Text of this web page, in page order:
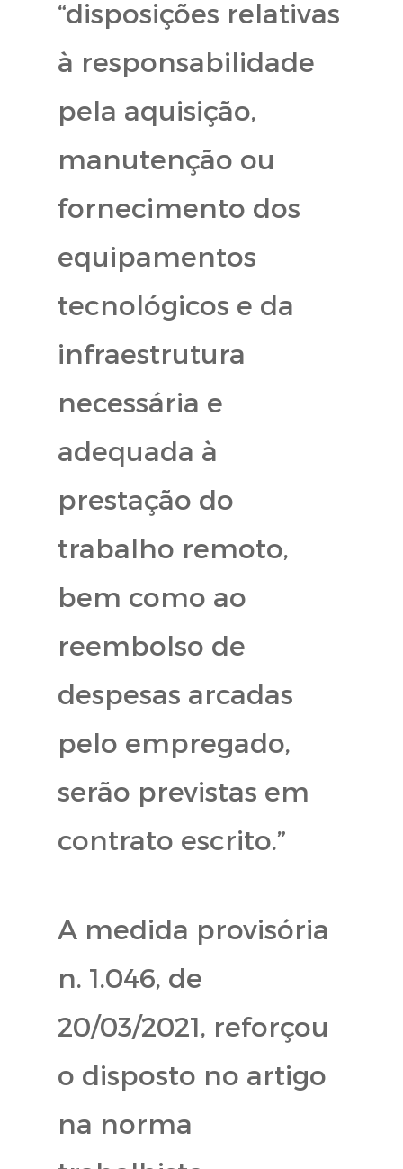
“disposições relativas
à responsabilidade
pela aquisição,
manutenção ou
fornecimento dos
equipamentos
tecnológicos e da
infraestrutura
necessária e
adequada à
prestação do
trabalho remoto,
bem como ao
reembolso de
despesas arcadas
pelo empregado,
serão previstas em
contrato escrito.”
A medida provisória
n. 1.046, de
20/03/2021, reforçou
o disposto no artigo
na norma